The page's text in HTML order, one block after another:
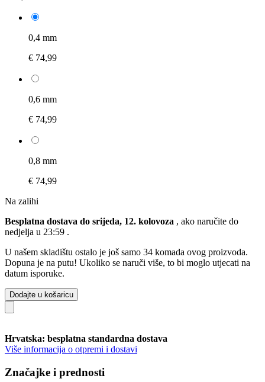
0,4 mm
€ 74,99
0,6 mm
€ 74,99
0,8 mm
€ 74,99
Na zalihi
Besplatna dostava do srijeda, 12. kolovoza , ako naručite do
nedjelja u 23:59 .
U našem skladištu ostalo je još samo 34 komada ovog proizvoda.
Dopuna je na putu! Ukoliko se naruči više, to bi moglo utjecati na
datum isporuke.
Dodajte u košaricu
Hrvatska: besplatna standardna dostava
Više informacija o otpremi i dostavi
Značajke i prednosti